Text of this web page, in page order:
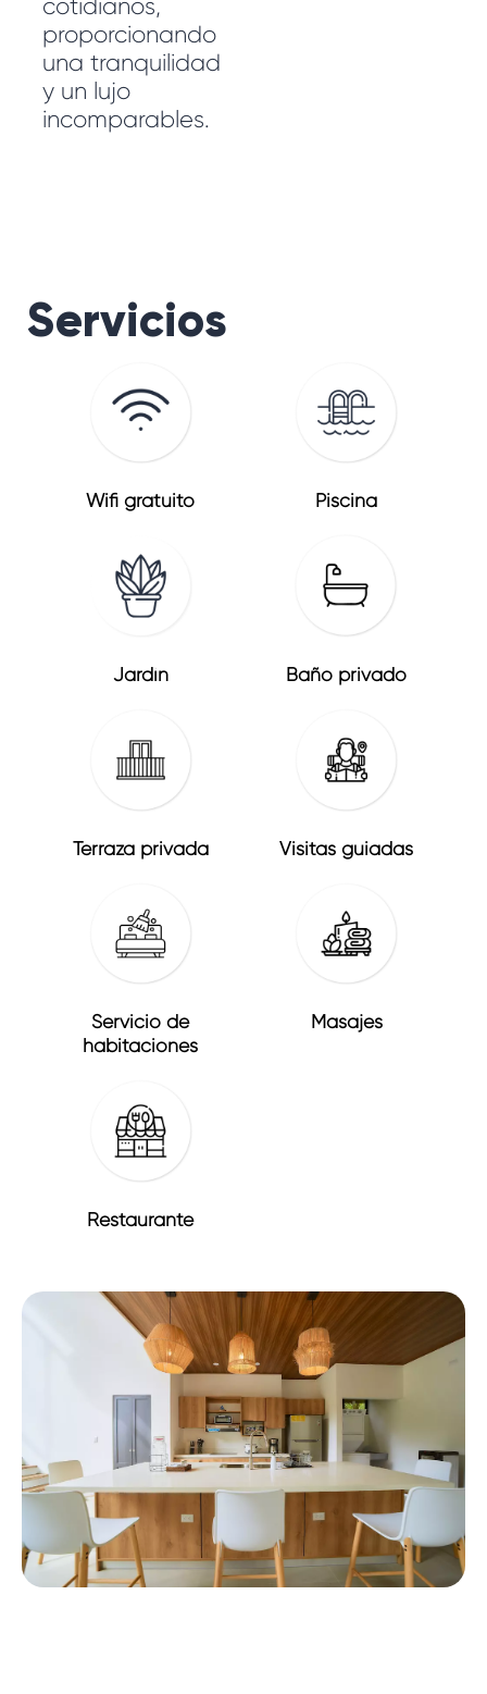
cotidianos,
proporcionando
una tranquilidad
y un lujo
incomparables.
Servicios
Wifi gratuito Piscina
Jardín Baño privado
Terraza privada Visitas guiadas
Servicio de
habitaciones
Masajes
Restaurante